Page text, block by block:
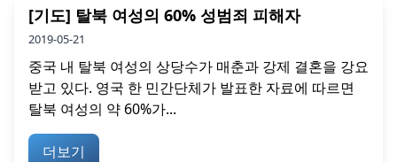
[기도] 탈북 여성의 60% 성범죄 피해자
2019-05-21
중국 내 탈북 여성의 상당수가 매춘과 강제 결혼을 강요
받고 있다. 영국 한 민간단체가 발표한 자료에 따르면
탈북 여성의 약 60%가...
더보기